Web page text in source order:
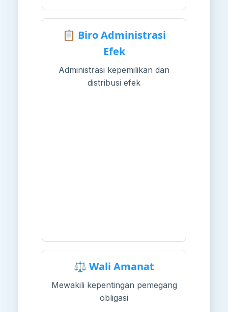
📋 Biro Administrasi
Efek
Administrasi kepemilikan dan
distribusi efek
⚖️ Wali Amanat
Mewakili kepentingan pemegang
obligasi